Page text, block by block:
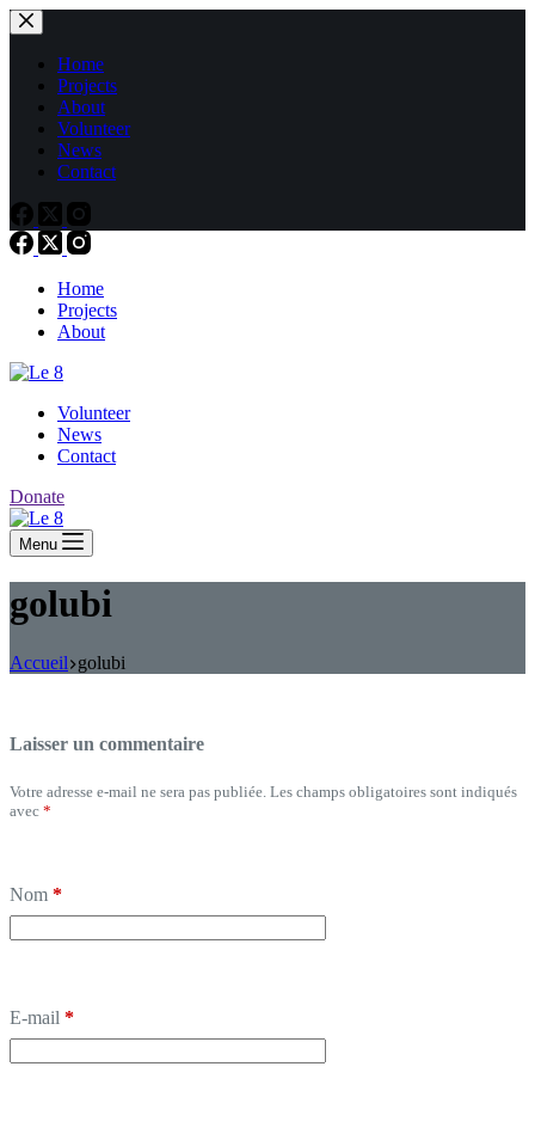
Passer
au
contenuHome
Projects
About
Volunteer
News
Contact
Home
Projects
About
Volunteer
News
Contact
Donate
Menu
golubi
Accueil golubi
Laisser un commentaire
Votre adresse e-mail ne sera pas publiée. Les champs obligatoires sont indiqués
avec *
Nom *
E-mail *